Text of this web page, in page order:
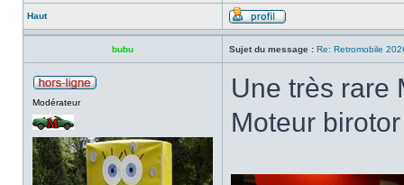
Haut
bubu Sujet du message : Re: Retromobile
Modérateur
Une très rare
Moteur